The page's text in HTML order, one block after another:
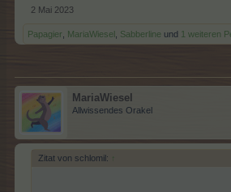
2 Mai 2023
Papagier MariaWiesel Sabberline und 1 weiteren
MariaWiesel
Allwissendes Orakel
Zitat von schlomil: ↑